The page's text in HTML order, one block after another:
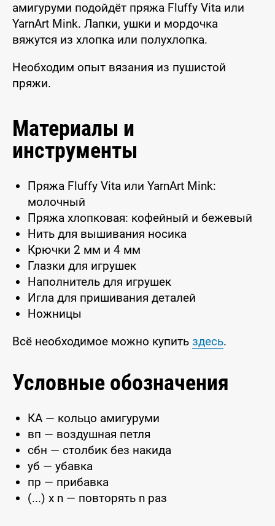
амигуруми подойдёт пряжа Fluffy Vita или
YarnArt Mink. Лапки, ушки и мордочка
вяжутся из хлопка или полухлопка.
Необходим опыт вязания из пушистой
пряжи.
Материалы и
инструменты
Пряжа Fluffy Vita или YarnArt Mink:
молочный
Пряжа хлопковая: кофейный и бежевый
Нить для вышивания носика
Крючки 2 мм и 4 мм
Глазки для игрушек
Наполнитель для игрушек
Игла для пришивания деталей
Ножницы
Всё необходимое можно купить здесь.
Условные обозначения
КА — кольцо амигуруми
вп — воздушная петля
сбн — столбик без накида
уб — убавка
пр — прибавка
(...) x n — повторять n раз